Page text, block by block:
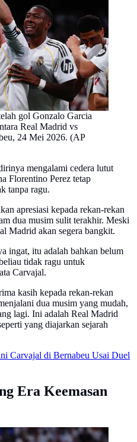
gol Gonzalo Garcia
Real Madrid vs
24 Mei 2026. (AP
mengalami cedera lutut
Florentino Perez tetap
tanpa ragu.
apresiasi kepada rekan-rekan
dua musim sulit terakhir. Meski
Madrid akan segera bangkit.
ingat, itu adalah bahkan belum
tidak ragu untuk
Carvajal.
kasih kepada rekan-rekan
dua musim yang mudah,
lagi. Ini adalah Real Madrid
yang diajarkan sejarah
Carvajal di Bernabeu Usai Duel
Era Keemasan